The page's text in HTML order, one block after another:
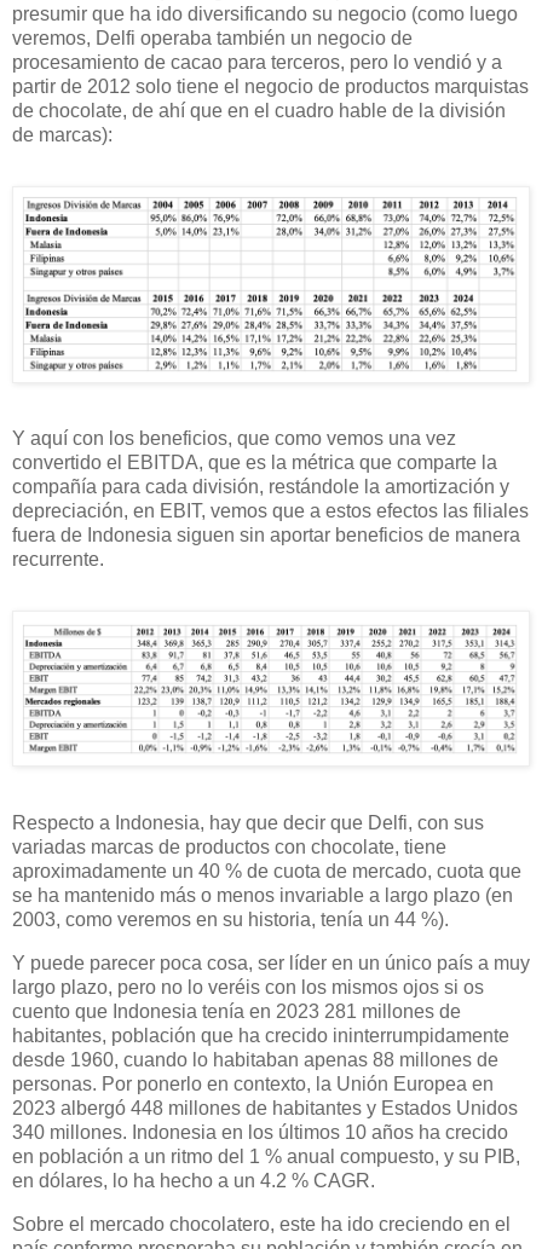
presumir que ha ido diversificando su negocio (como luego
veremos, Delfi operaba también un negocio de
procesamiento de cacao para terceros, pero lo vendió y a
partir de 2012 solo tiene el negocio de productos marquistas
de chocolate, de ahí que en el cuadro hable de la división
de marcas):
Y aquí con los beneficios, que como vemos una vez
convertido el EBITDA, que es la métrica que comparte la
compañía para cada división, restándole la amortización y
depreciación, en EBIT, vemos que a estos efectos las filiales
fuera de Indonesia siguen sin aportar beneficios de manera
recurrente.
Respecto a Indonesia, hay que decir que Delfi, con sus
variadas marcas de productos con chocolate, tiene
aproximadamente un 40 % de cuota de mercado, cuota que
se ha mantenido más o menos invariable a largo plazo (en
2003, como veremos en su historia, tenía un 44 %).
Y puede parecer poca cosa, ser líder en un único país a muy
largo plazo, pero no lo veréis con los mismos ojos si os
cuento que Indonesia tenía en 2023 281 millones de
habitantes, población que ha crecido ininterrumpidamente
desde 1960, cuando lo habitaban apenas 88 millones de
personas. Por ponerlo en contexto, la Unión Europea en
2023 albergó 448 millones de habitantes y Estados Unidos
340 millones. Indonesia en los últimos 10 años ha crecido
en población a un ritmo del 1 % anual compuesto, y su PIB,
en dólares, lo ha hecho a un 4.2 % CAGR.
Sobre el mercado chocolatero, este ha ido creciendo en el